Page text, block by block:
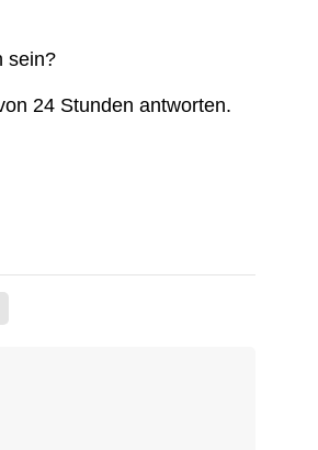
sein?
24 Stunden antworten.